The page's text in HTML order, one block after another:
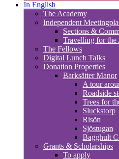
In English
The Academy
Independent
Sections &
Travelling for the
The Fellows
Digital Lunch Talks
Donation Properties
Barksätter Manor
A tour
Roadside
Trees for
Sluckstorp
Risön
Sjöstugan
Bagghult
Grants & Scholarships
To apply